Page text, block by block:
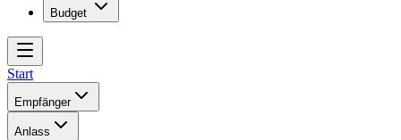
Budget
Start
Empfänger
Anlass